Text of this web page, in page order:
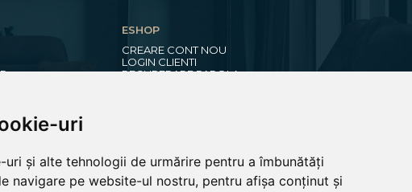
uri
uri și alte tehnologii de urmărire pentru a îmbunătăți
navigare pe website-ul nostru, pentru afișa conținut și
ESHOP
CREARE CONT NOU
LOGIN CLIENTI
RECUPERARE PAROLA